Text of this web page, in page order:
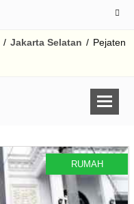
/ Jakarta Selatan / Pejaten
RUMAH